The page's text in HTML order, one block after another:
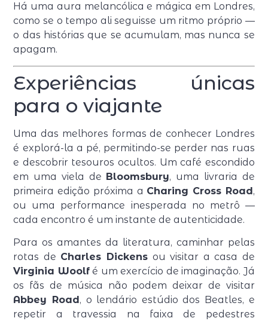
Há uma aura melancólica e mágica em Londres,
como se o tempo ali seguisse um ritmo próprio —
o das histórias que se acumulam, mas nunca se
apagam.
Experiências únicas
para o viajante
Uma das melhores formas de conhecer Londres
é explorá-la a pé, permitindo-se perder nas ruas
e descobrir tesouros ocultos. Um café escondido
em uma viela de Bloomsbury, uma livraria de
primeira edição próxima a Charing Cross Road,
ou uma performance inesperada no metrô —
cada encontro é um instante de autenticidade.
Para os amantes da literatura, caminhar pelas
rotas de Charles Dickensou visitar a casa de
Virginia Woolfé um exercício de imaginação. Já
os fãs de música não podem deixar de visitar
Abbey Road, o lendário estúdio dos Beatles, e
repetir a travessia na faixa de pedestres